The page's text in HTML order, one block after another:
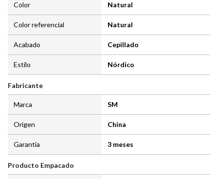
Color Natural
Color referencial Natural
Acabado Cepillado
Estilo Nórdico
Fabricante
Marca SM
Origen China
Garantía 3 meses
Producto Empacado